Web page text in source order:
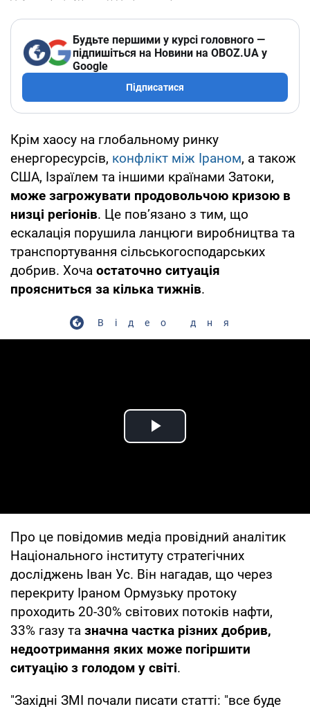
Будьте першими у курсі головного —
підпишіться на Новини на OBOZ.UA у
Google
Підписатися
Крім хаосу на глобальному ринку
енергоресурсів, конфлікт між Іраном, а також
США, Ізраїлем та іншими країнами Затоки,
може загрожувати продовольчою кризою в
низці регіонів. Це повʼязано з тим, що
ескалація порушила ланцюги виробництва та
транспортування сільськогосподарських
добрив. Хоча остаточно ситуація
проясниться за кілька тижнів.
Відео дня
Play Video
Про це повідомив медіа провідний аналітик
Національного інституту стратегічних
досліджень Іван Ус. Він нагадав, що через
перекриту Іраном Ормузьку протоку
проходить 20-30% світових потоків нафти,
33% газу та значна частка різних добрив,
недоотримання яких може погіршити
ситуацію з голодом у світі.
"Західні ЗМІ почали писати статті: "все буде